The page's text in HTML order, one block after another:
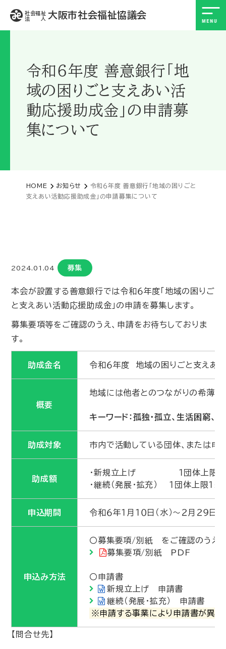
社会福祉
法 人
大阪市社会福祉協議会
令和６年度 善意銀行「地
域の困りごと支えあい活
動応援助成金」の申請募
集について
HOME お知らせ
令和６年度 善意銀行「地域の困りごと
支えあい活動応援助成金」の申請募集について
2024.01.04 募集
本会が設置する善意銀行では令和６年度「地域の困りご
と支えあい活動応援助成金」の申請を募集します。
募集要項等をご確認のうえ、申請をお待ちしておりま
す。
助成金名 令和６年度 地域の困りごと支えあ
概要
地域には他者とのつながりの希薄さ
キーワード：孤独・孤立、生活困窮、
助成対象 市内で活動している団体、または申
助成額
・新規立上げ １団体上限２
・継続（発展・拡充） １団体上限１５
申込期間 令和６年１月１０日（水）～２月２９日
申込み方法
〇募集要項/別紙 をご確認のうえお
募集要項/別紙 PDF
〇申請書
新規立上げ 申請書
継続（発展・拡充） 申請書
※申請する事業により申請書が異な
【問合せ先】